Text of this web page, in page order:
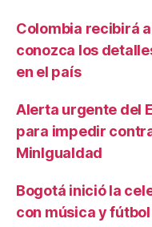
Colombia recibirá
conozca los
en el país
Alerta urgente del
para impedir
MinIgualdad
Bogotá inició la
con música y fútbol